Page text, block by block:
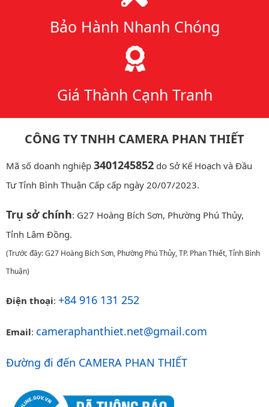
Bảo Hành Nhanh Chóng
Giá Thành Cạnh Tranh
CÔNG TY TNHH CAMERA PHAN THIẾT
Mã số doanh nghiệp 3401245852 do Sở Kế Hoạch và Đầu
Tư Tỉnh Bình Thuận Cấp cấp ngày 20/07/2023.
Trụ sở chính: G27 Hoàng Bích Sơn, Phường Phú Thủy,
Tỉnh Lâm Đồng.
(Trước đây: G27 Hoàng Bích Sơn, Phường Phú Thủy, TP. Phan Thiết, Tỉnh Bình
Thuận)
Điện thoại: +84 916 131 252
Email: cameraphanthiet.net@gmail.com
Đường đi đến CAMERA PHAN THIẾT